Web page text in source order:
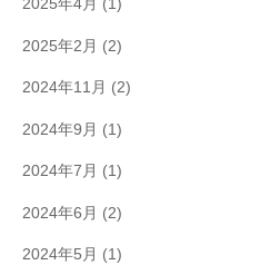
2025年4月 (1)
2025年2月 (2)
2024年11月 (2)
2024年9月 (1)
2024年7月 (1)
2024年6月 (2)
2024年5月 (1)